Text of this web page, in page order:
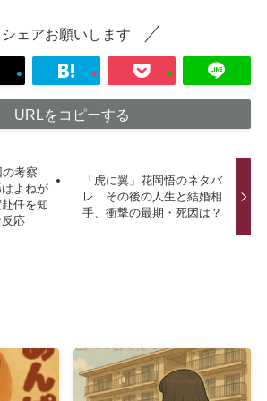
シェアお願いします
URLをコピーする
の考察
よねが
任を知
応
「虎に翼」花岡悟のネタバ
レ その後の人生と結婚相
手、衝撃の最期・死因は？